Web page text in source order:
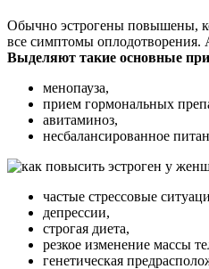
Обычно эстрогены повышены,
все симптомы
Выделяют такие основные
менопауза,
прием гормональных
авитаминоз,
несбалансированное
частые стрессовые
депрессии,
строгая диета,
резкое изменение массы
генетическая